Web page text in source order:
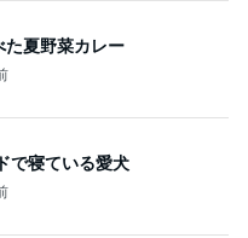
た夏野菜カレー
で寝ている愛犬